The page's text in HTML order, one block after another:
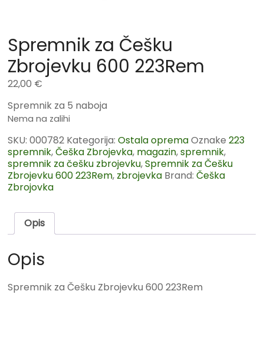
Spremnik za Češku
Zbrojevku 600 223Rem
22,00 €
Spremnik za 5 naboja
Nema na zalihi
SKU:000782 Kategorija:Ostala opremaOznake223
spremnik,Češka Zbrojevka, magazin,spremnik,
spremnik za češku zbrojevku,Spremnik za Češku
Zbrojevku 600 223Rem, zbrojevka Brand:Češka
Zbrojovka
Opis
Opis
Spremnik za Češku Zbrojevku 600 223Rem